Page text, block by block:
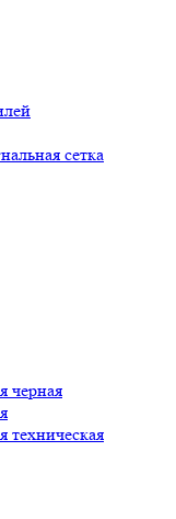
сетка
черная
техническая